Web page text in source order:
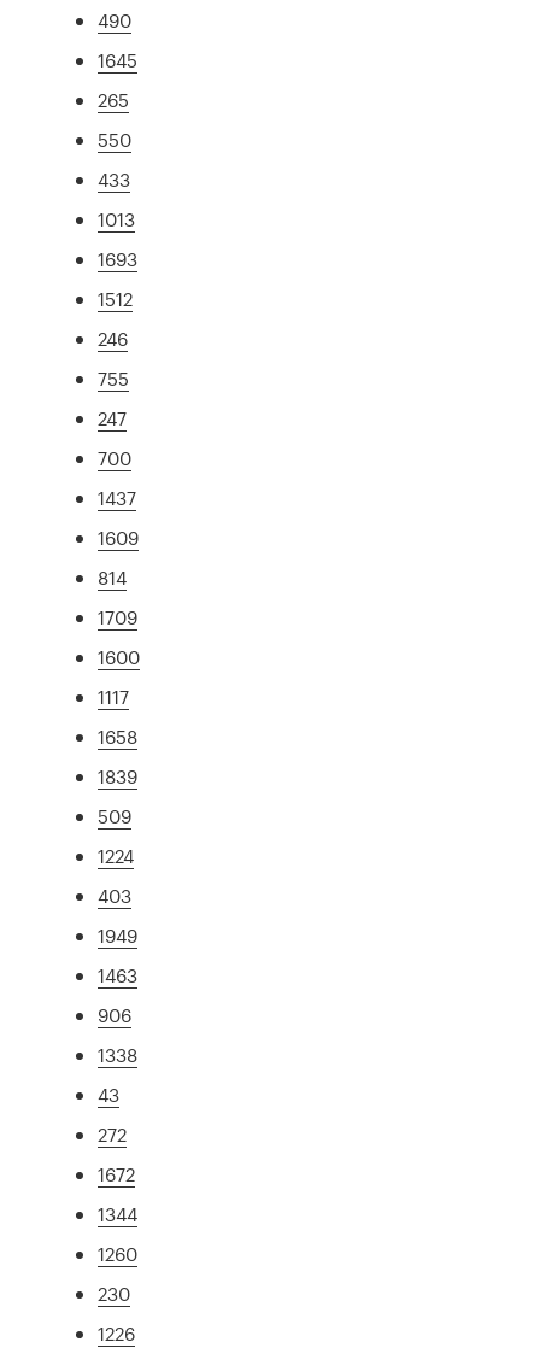
490
1645
265
550
433
1013
1693
1512
246
755
247
700
1437
1609
814
1709
1600
1117
1658
1839
509
1224
403
1949
1463
906
1338
43
272
1672
1344
1260
230
1226